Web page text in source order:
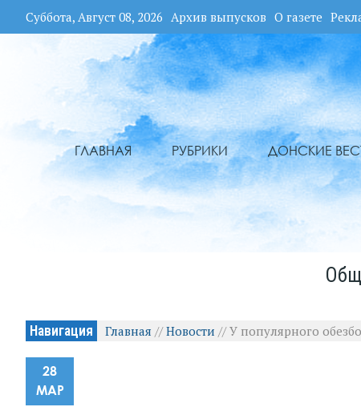
Суббота, Август 08, 2026 Архив выпусков О газете
ГЛАВНАЯ РУБРИКИ ДОНСКИЕ
Навигация Главная //Новости //У популярного
28
МАР